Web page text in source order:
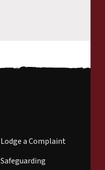
Lodge a Complaint
Safeguarding